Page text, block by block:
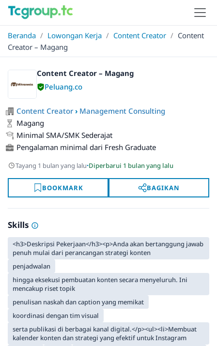
Beranda / Lowongan Kerja / Content Creator / Content
Creator – Magang
Content Creator – Magang
Peluang.co
Content Creator › Management Consulting
Magang
Minimal SMA/SMK Sederajat
Pengalaman minimal dari Fresh Graduate
Tayang 1 bulan yang lalu·Diperbarui 1 bulan yang lalu
BOOKMARK BAGIKAN
Skills
<h3>Deskripsi Pekerjaan</h3><p>Anda akan bertanggung jawab
penuh mulai dari perancangan strategi konten
penjadwalan
hingga eksekusi pembuatan konten secara menyeluruh. Ini
mencakup riset topik
penulisan naskah dan caption yang memikat
koordinasi dengan tim visual
serta publikasi di berbagai kanal digital.</p><ul><li>Membuat
kalender konten dan strategi yang efektif untuk Instagram